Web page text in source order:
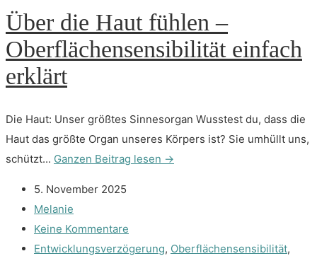
Über die Haut fühlen –
Oberflächensensibilität einfach
erklärt
Die Haut: Unser größtes Sinnesorgan Wusstest du, dass die
Haut das größte Organ unseres Körpers ist? Sie umhüllt uns,
schützt... Ganzen Beitrag lesen →
5. November 2025
Melanie
Keine Kommentare
Entwicklungsverzögerung, Oberflächensensibilität,